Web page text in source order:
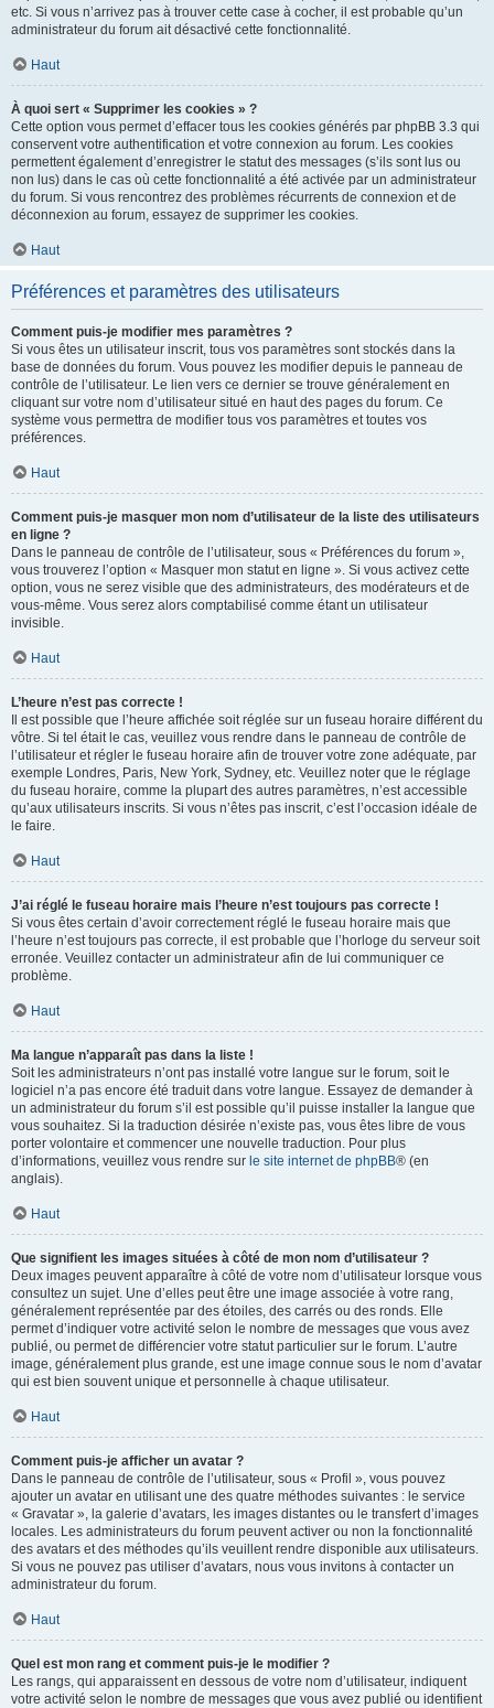
etc. Si vous n’arrivez pas à trouver cette case à cocher, il est probable qu’un
administrateur du forum ait désactivé cette fonctionnalité.
Haut
À quoi sert « Supprimer les cookies » ?
Cette option vous permet d’effacer tous les cookies générés par phpBB 3.3 qui
conservent votre authentification et votre connexion au forum. Les cookies
permettent également d’enregistrer le statut des messages (s’ils sont lus ou
non lus) dans le cas où cette fonctionnalité a été activée par un administrateur
du forum. Si vous rencontrez des problèmes récurrents de connexion et de
déconnexion au forum, essayez de supprimer les cookies.
Haut
Préférences et paramètres des utilisateurs
Comment puis-je modifier mes paramètres ?
Si vous êtes un utilisateur inscrit, tous vos paramètres sont stockés dans la
base de données du forum. Vous pouvez les modifier depuis le panneau de
contrôle de l’utilisateur. Le lien vers ce dernier se trouve généralement en
cliquant sur votre nom d’utilisateur situé en haut des pages du forum. Ce
système vous permettra de modifier tous vos paramètres et toutes vos
préférences.
Haut
Comment puis-je masquer mon nom d’utilisateur de la liste des utilisateurs
en ligne ?
Dans le panneau de contrôle de l’utilisateur, sous « Préférences du forum »,
vous trouverez l’option « Masquer mon statut en ligne ». Si vous activez cette
option, vous ne serez visible que des administrateurs, des modérateurs et de
vous-même. Vous serez alors comptabilisé comme étant un utilisateur
invisible.
Haut
L’heure n’est pas correcte !
Il est possible que l’heure affichée soit réglée sur un fuseau horaire différent du
vôtre. Si tel était le cas, veuillez vous rendre dans le panneau de contrôle de
l’utilisateur et régler le fuseau horaire afin de trouver votre zone adéquate, par
exemple Londres, Paris, New York, Sydney, etc. Veuillez noter que le réglage
du fuseau horaire, comme la plupart des autres paramètres, n’est accessible
qu’aux utilisateurs inscrits. Si vous n’êtes pas inscrit, c’est l’occasion idéale de
le faire.
Haut
J’ai réglé le fuseau horaire mais l’heure n’est toujours pas correcte !
Si vous êtes certain d’avoir correctement réglé le fuseau horaire mais que
l’heure n’est toujours pas correcte, il est probable que l’horloge du serveur soit
erronée. Veuillez contacter un administrateur afin de lui communiquer ce
problème.
Haut
Ma langue n’apparaît pas dans la liste !
Soit les administrateurs n’ont pas installé votre langue sur le forum, soit le
logiciel n’a pas encore été traduit dans votre langue. Essayez de demander à
un administrateur du forum s’il est possible qu’il puisse installer la langue que
vous souhaitez. Si la traduction désirée n’existe pas, vous êtes libre de vous
porter volontaire et commencer une nouvelle traduction. Pour plus
d’informations, veuillez vous rendre sur le site internet de phpBB® (en
anglais).
Haut
Que signifient les images situées à côté de mon nom d’utilisateur ?
Deux images peuvent apparaître à côté de votre nom d’utilisateur lorsque vous
consultez un sujet. Une d’elles peut être une image associée à votre rang,
généralement représentée par des étoiles, des carrés ou des ronds. Elle
permet d’indiquer votre activité selon le nombre de messages que vous avez
publié, ou permet de différencier votre statut particulier sur le forum. L’autre
image, généralement plus grande, est une image connue sous le nom d’avatar
qui est bien souvent unique et personnelle à chaque utilisateur.
Haut
Comment puis-je afficher un avatar ?
Dans le panneau de contrôle de l’utilisateur, sous « Profil », vous pouvez
ajouter un avatar en utilisant une des quatre méthodes suivantes : le service
« Gravatar », la galerie d’avatars, les images distantes ou le transfert d’images
locales. Les administrateurs du forum peuvent activer ou non la fonctionnalité
des avatars et des méthodes qu’ils veuillent rendre disponible aux utilisateurs.
Si vous ne pouvez pas utiliser d’avatars, nous vous invitons à contacter un
administrateur du forum.
Haut
Quel est mon rang et comment puis-je le modifier ?
Les rangs, qui apparaissent en dessous de votre nom d’utilisateur, indiquent
votre activité selon le nombre de messages que vous avez publié ou identifient